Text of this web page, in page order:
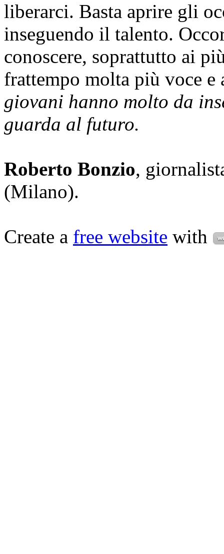
liberarci. Basta aprire gli
inseguendo il talento.
conoscere, soprattutto ai
frattempo molta più voce e
giovani hanno molto da
guarda al futuro.
Roberto Bonzio,
(Milano).
Create a free website with